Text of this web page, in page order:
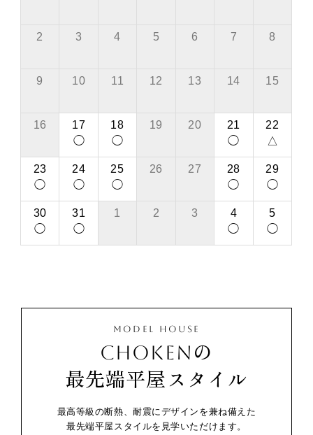
2 3 4 5 6 7 8
9 10 11 12 13 14 15
16 17
◯
18
◯
19 20 21
◯
22
△
23
◯
24
◯
25
◯
26 27 28
◯
29
◯
30
◯
31
◯
1 2 3 4
◯
5
◯
MODEL HOUSE
CHOKENの
最先端平屋スタイル
最高等級の断熱、耐震にデザインを兼ね備えた
最先端平屋スタイルを見学いただけます。